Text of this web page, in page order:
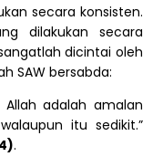
secara konsisten.
dilakukan secara
dicintai oleh
SAW bersabda:
adalah amalan
itu sedikit.”
.